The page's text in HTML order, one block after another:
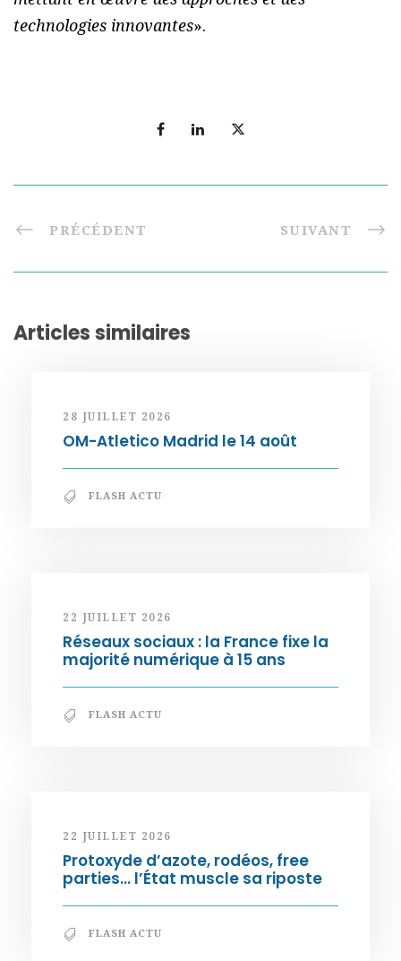
technologies innovantes».
PRÉCÉDENT SUIVANT
Articles similaires
28 JUILLET 2026
OM-Atletico Madrid le 14 août
FLASH ACTU
22 JUILLET 2026
Réseaux sociaux : la France fixe la
majorité numérique à 15 ans
FLASH ACTU
22 JUILLET 2026
Protoxyde d’azote, rodéos, free
parties… l’État muscle sa riposte
FLASH ACTU